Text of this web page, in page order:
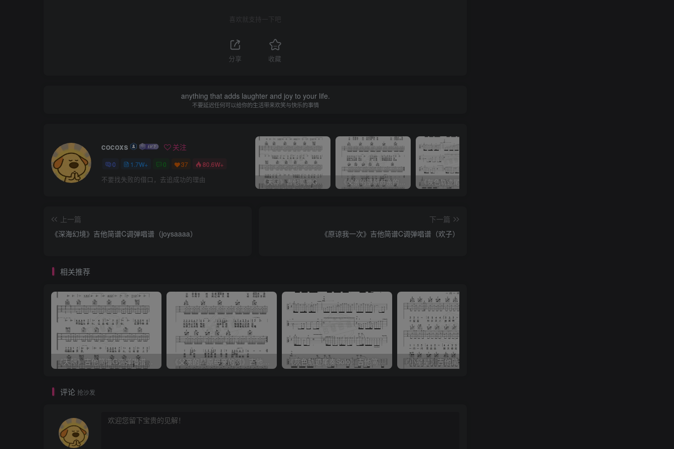
喜欢就支持一下吧
分享 收藏
anything that adds laughter and joy to your life.
不要延迟任何可以给你的生活带来欢笑与快乐的事情
cocoxs 关注
0 1.7W+ 0 37 80.6W+
不要找失败的借口，去追成功的理由 《天际》吉他简谱G调弹唱谱（姜玉阳） 《父亲的草原母亲的河》吉他简谱C调弹唱谱（腾格尔）
上一篇
《深海幻境》吉他简谱C调弹唱谱（joysaaaa）
下一篇
《原谅我一次》吉他简谱C调弹唱谱（欢子）
相关推荐
《天际》吉他简谱G调弹唱谱（姜玉阳） 《父亲的草原母亲的河》吉他简谱C调弹唱谱（腾格尔） 《灰色轨迹尾奏Solo》吉他简谱A调双吉他谱（BEYOND）
评论 抢沙发